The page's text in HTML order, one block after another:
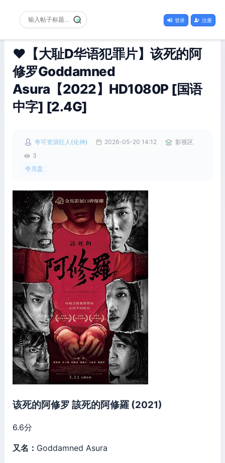
登录 注册
❤️【大耻D华语犯罪片】该死的阿
修罗Goddamned
Asura【2022】HD1080P [国语
中字] [2.4G]
夸可资源狂人(化神) 2026-05-20 14:12
影视区
3
夸克盘
该死的阿修罗 該死的阿修羅 (2021)
6.6分
又名： Goddamned Asura